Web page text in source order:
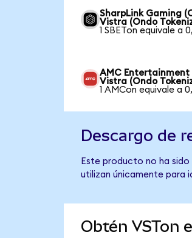
SharpLink Gaming
Vistra (Ondo
1 SBETon equivale a
AMC Entertainment
Vistra (Ondo
1 AMCon equivale a
Descargo de
Este producto no ha
utilizan únicamente para
Obtén VSTon